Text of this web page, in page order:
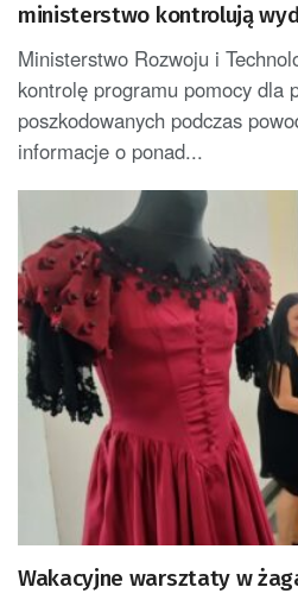
ministerstwo kontrolują
Ministerstwo Rozwoju i
kontrolę programu pomocy dla
poszkodowanych podczas
informacje o ponad...
Wakacyjne warsztaty w